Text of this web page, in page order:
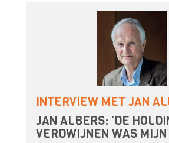
INTERVIEW MET JAN
JAN ALBERS: 'DE
VERDWIJNEN WAS